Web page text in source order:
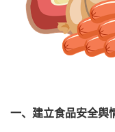
一、建立食品安全舆